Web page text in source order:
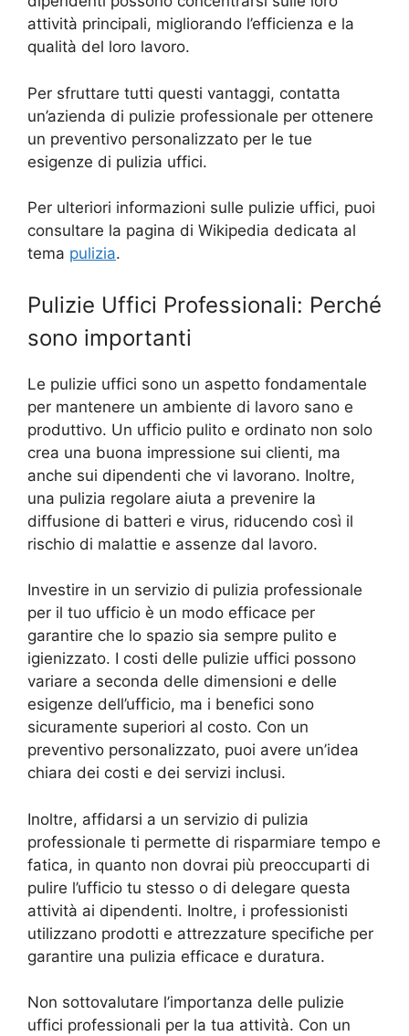
attività principali, migliorando l’efficienza e la
qualità del loro lavoro.
Per sfruttare tutti questi vantaggi, contatta
un’azienda di pulizie professionale per ottenere
un preventivo personalizzato per le tue
esigenze di pulizia uffici.
Per ulteriori informazioni sulle pulizie uffici, puoi
consultare la pagina di Wikipedia dedicata al
tema pulizia.
Pulizie Uffici Professionali: Perché
sono importanti
Le pulizie uffici sono un aspetto fondamentale
per mantenere un ambiente di lavoro sano e
produttivo. Un ufficio pulito e ordinato non solo
crea una buona impressione sui clienti, ma
anche sui dipendenti che vi lavorano. Inoltre,
una pulizia regolare aiuta a prevenire la
diffusione di batteri e virus, riducendo così il
rischio di malattie e assenze dal lavoro.
Investire in un servizio di pulizia professionale
per il tuo ufficio è un modo efficace per
garantire che lo spazio sia sempre pulito e
igienizzato. I costi delle pulizie uffici possono
variare a seconda delle dimensioni e delle
esigenze dell’ufficio, ma i benefici sono
sicuramente superiori al costo. Con un
preventivo personalizzato, puoi avere un’idea
chiara dei costi e dei servizi inclusi.
Inoltre, affidarsi a un servizio di pulizia
professionale ti permette di risparmiare tempo e
fatica, in quanto non dovrai più preoccuparti di
pulire l’ufficio tu stesso o di delegare questa
attività ai dipendenti. Inoltre, i professionisti
utilizzano prodotti e attrezzature specifiche per
garantire una pulizia efficace e duratura.
Non sottovalutare l’importanza delle pulizie
uffici professionali per la tua attività. Con un